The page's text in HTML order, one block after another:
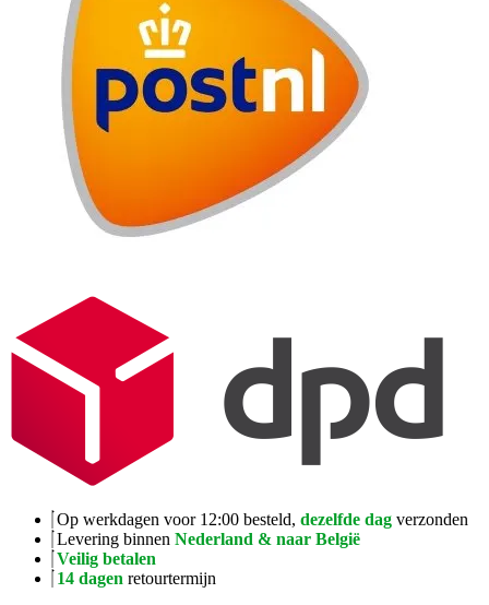
Op werkdagen voor 12:00 besteld, dezelfde dag verzonden
Levering binnen Nederland & naar België
Veilig betalen
14 dagen retourtermijn